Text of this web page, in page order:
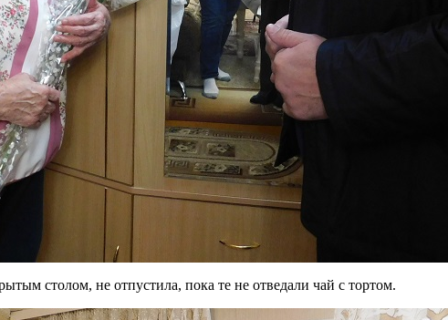
столом, не отпустила, пока те не отведали чай с тортом.